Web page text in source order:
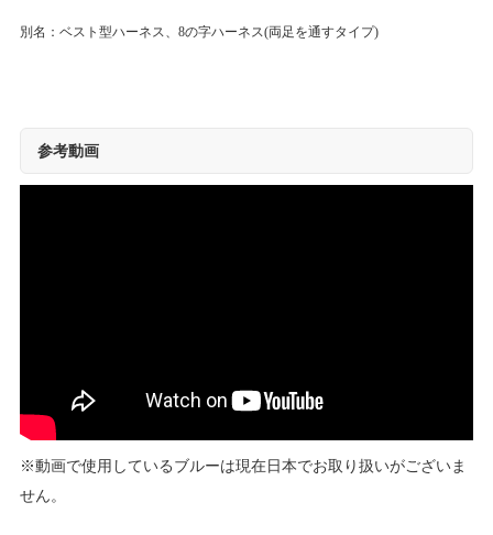
別名：ベスト型ハーネス、8の字ハーネス(両足を通すタイプ)
参考動画
※動画で使用しているブルーは現在日本でお取り扱いがございま
せん。